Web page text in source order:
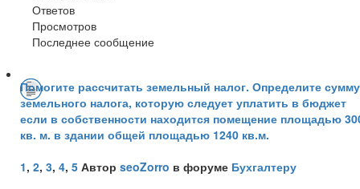
Ответов
Просмотров
Последнее сообщение
Помогите рассчитать земельный налог. Определите сумму
земельного налога, которую следует уплатить в бюджет
если в собственности находится помещение площадью
кв. м. в здании общей площадью 1240 кв.м.
1, 2, 3, 4, 5 Автор seoZorro в форуме Бухгалтеру